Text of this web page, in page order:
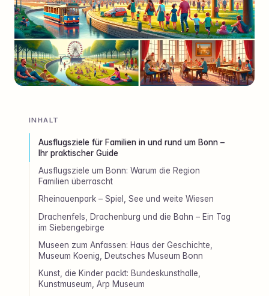
INHALT
Ausflugsziele für Familien in und rund um Bonn –
Ihr praktischer Guide
Ausflugsziele um Bonn: Warum die Region
Familien überrascht
Rheinauenpark – Spiel, See und weite Wiesen
Drachenfels, Drachenburg und die Bahn – Ein Tag
im Siebengebirge
Museen zum Anfassen: Haus der Geschichte,
Museum Koenig, Deutsches Museum Bonn
Kunst, die Kinder packt: Bundeskunsthalle,
Kunstmuseum, Arp Museum